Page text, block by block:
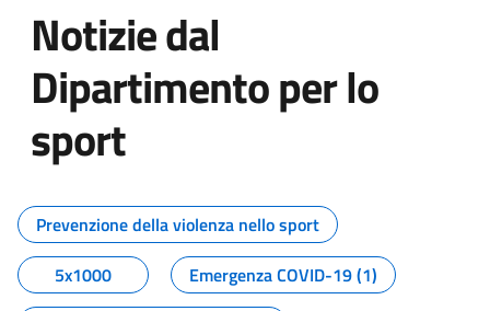
Notizie dal
Dipartimento per lo
sport
Tutti i contenuti della pagina
Prevenzione della violenza nello sport
5x1000
Emergenza COVID-19 (1)